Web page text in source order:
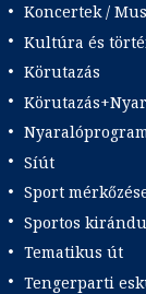
Koncertek /
Kultúra és
Körutazás
Síút
Sport
Sportos
Tematikus út
Tengerparti